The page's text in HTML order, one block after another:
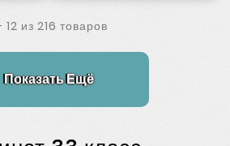
12 из 216 товаров
Показать Ещё